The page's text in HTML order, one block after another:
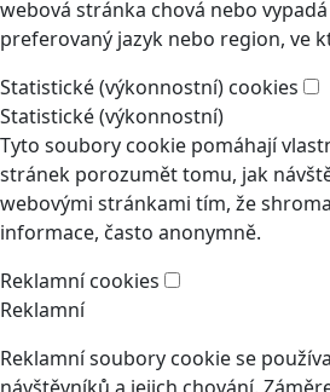
webová stránka chová nebo
preferovaný jazyk nebo region, ve
Statistické (výkonnostní) cookies
Statistické (výkonnostní)
Tyto soubory cookie pomáhají
stránek porozumět tomu, jak
webovými stránkami tím, že
informace, často anonymně.
Reklamní cookies
Reklamní
Reklamní soubory cookie se